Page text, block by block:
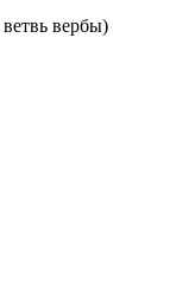
вербы)